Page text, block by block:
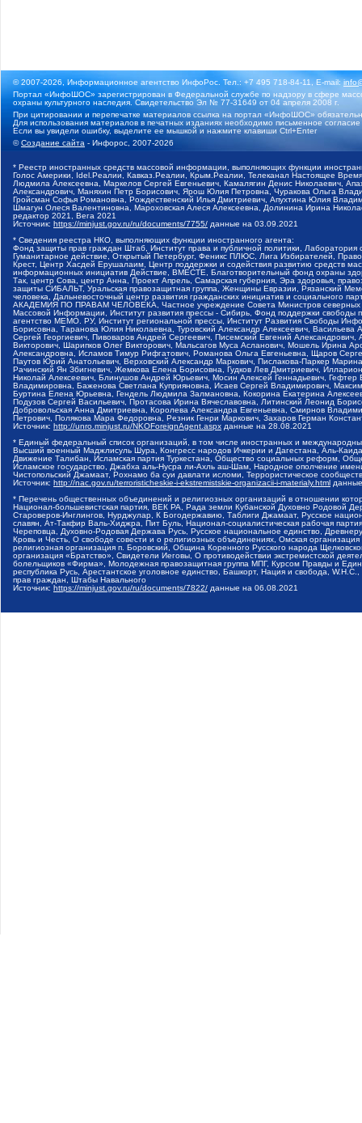
© 2007-2026, Информационное агентство ИнфоРос. Тел.: +7 495 718-84-11, E-mail:
Портал «ИнфоШОС» зарегистрирован в Федеральной службе по надзору в сфере
охраны культурного наследия. Свидетельство Эл № 77-31649 от 04 апреля 2008 г.
При цитировании и перепечатке материалов ссылка на портал «ИнфоШОС»
Для использования материалов в печатных изданиях необходимо письменное
Если вы увидели ошибку, выделите ее мышкой и нажмите клавиши Ctrl+Enter
©Создание сайта - Инфорос, 2007-2026
* Реестр иностранных средств массовой информации, выполняющих функции
Голос Америки, Idel.Реалии, Кавказ.Реалии, Крым.Реалии, Телеканал Настоящее
Людмила Алексеевна, Маркелов Сергей Евгеньевич, Камалягин Денис Николаевич,
Александрович, Маняхин Петр Борисович, Ярош Юлия Петровна, Чуракова Ольга
Гройсман Софья Романовна, Рождественский Илья Дмитриевич, Апухтина Юлия
Шмагун Олеся Валентиновна, Мароховская Алеся Алексеевна, Долинина Ирина
редактор 2021, Вега 2021
Источник: https://minjust.gov.ru/ru/documents/7755/ данные на 03.09.2021
* Сведения реестра НКО, выполняющих функции иностранного агента:
Фонд защиты прав граждан Штаб, Институт права и публичной политики,
Гуманитарное действие, Открытый Петербург, Феникс ПЛЮС, Лига Избирателей,
Крест, Центр Хасдей Ерушалаим, Центр поддержки и содействия развитию средств
информационных инициатив Действие, ВМЕСТЕ, Благотворительный фонд охраны
Так, центр Сова, центр Анна, Проект Апрель, Самарская губерния, Эра здоровья,
защиты СИБАЛЬТ, Уральская правозащитная группа, Женщины Евразии, Рязанский
человека, Дальневосточный центр развития гражданских инициатив и социального
АКАДЕМИЯ ПО ПРАВАМ ЧЕЛОВЕКА, Частное учреждение Совета Министров северных
Массовой Информации, Институт развития прессы - Сибирь, Фонд поддержки
агентство МЕМО. РУ, Институт региональной прессы, Институт Развития Свободы
Борисовна, Таранова Юлия Николаевна, Туровский Александр Алексеевич,
Сергей Георгиевич, Пивоваров Андрей Сергеевич, Писемский Евгений
Викторович, Шарипков Олег Викторович, Мальсагов Муса Асланович, Мошель Ирина
Александровна, Исламов Тимур Рифгатович, Романова Ольга Евгеньевна, Щаров
Паутов Юрий Анатольевич, Верховский Александр Маркович, Пислакова-Паркер
Рачинский Ян Збигневич, Жемкова Елена Борисовна, Гудков Лев Дмитриевич,
Николай Алексеевич, Блинушов Андрей Юрьевич, Мосин Алексей Геннадьевич,
Владимировна, Баженова Светлана Куприяновна, Исаев Сергей Владимирович,
Буртина Елена Юрьевна, Гендель Людмила Залмановна, Кокорина Екатерина
Подузов Сергей Васильевич, Протасова Ирина Вячеславовна, Литинский Леонид
Добровольская Анна Дмитриевна, Королева Александра Евгеньевна, Смирнов
Петрович, Полякова Мара Федоровна, Резник Генри Маркович, Захаров Герман
Источник: http://unro.minjust.ru/NKOForeignAgent.aspx данные на 28.08.2021
* Единый федеральный список организаций, в том числе иностранных и
Высший военный Маджлисуль Шура, Конгресс народов Ичкерии и Дагестана, Аль-
Движение Талибан, Исламская партия Туркестана, Общество социальных реформ,
Исламское государство, Джабха аль-Нусра ли-Ахль аш-Шам, Народное ополчение
Чистопольский Джамаат, Рохнамо ба суи давлати исломи, Террористическое
Источник: http://nac.gov.ru/terroristicheskie-i-ekstremistskie-organizacii-i-materialy.html
* Перечень общественных объединений и религиозных организаций в отношении
Национал-большевистская партия, ВЕК РА, Рада земли Кубанской Духовно Родовой
Староверов-Инглингов, Нурджулар, К Богодержавию, Таблиги Джамаат, Русское
славян, Ат-Такфир Валь-Хиджра, Пит Буль, Национал-социалистическая рабочая
Череповца, Духовно-Родовая Держава Русь, Русское национальное единство,
Кровь и Честь, О свободе совести и о религиозных объединениях, Омская
религиозная организация п. Боровский, Община Коренного Русского народа
организация «Братство», Свидетели Иеговы, О противодействии экстремистской
болельщиков «Фирма», Молодежная правозащитная группа МПГ, Курсом Правды и
республика Русь, Арестантское уголовное единство, Башкорт, Нация и свобода,
прав граждан, Штабы Навального
Источник: https://minjust.gov.ru/ru/documents/7822/ данные на 06.08.2021